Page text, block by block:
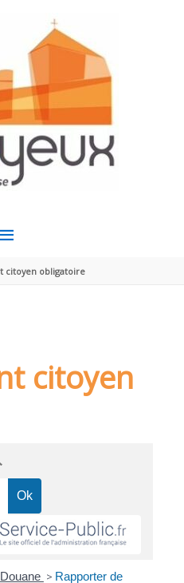
citoyen obligatoire
citoyen
Douane > Rapporter de